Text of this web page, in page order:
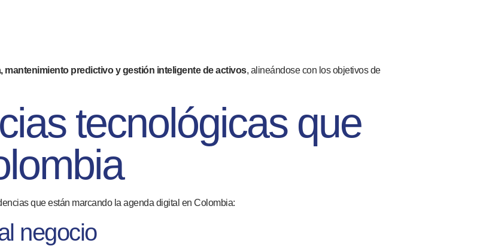
mantenimiento predictivo y gestión inteligente de activos, alineándose con los objetivos de
tecnológicas que
que están marcando la agenda digital en Colombia:
negocio